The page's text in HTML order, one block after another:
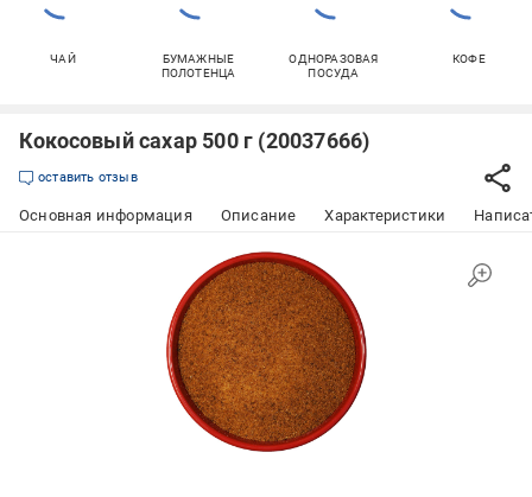
ЧАЙ
БУМАЖНЫЕ
ПОЛОТЕНЦА
ОДНОРАЗОВАЯ
ПОСУДА
КОФЕ
Кокосовый сахар 500 г (20037666)
оставить отзыв
Основная информация Описание Характеристики